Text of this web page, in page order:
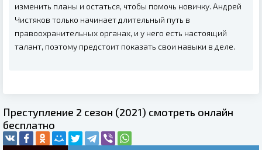
изменить планы и остаться, чтобы помочь новичку. Андрей
Чистяков только начинает длительный путь в
правоохранительных органах, и у него есть настоящий
талант, поэтому предстоит показать свои навыки в деле.
Преступление 2 сезон (2021) смотреть онлайн
бесплатно